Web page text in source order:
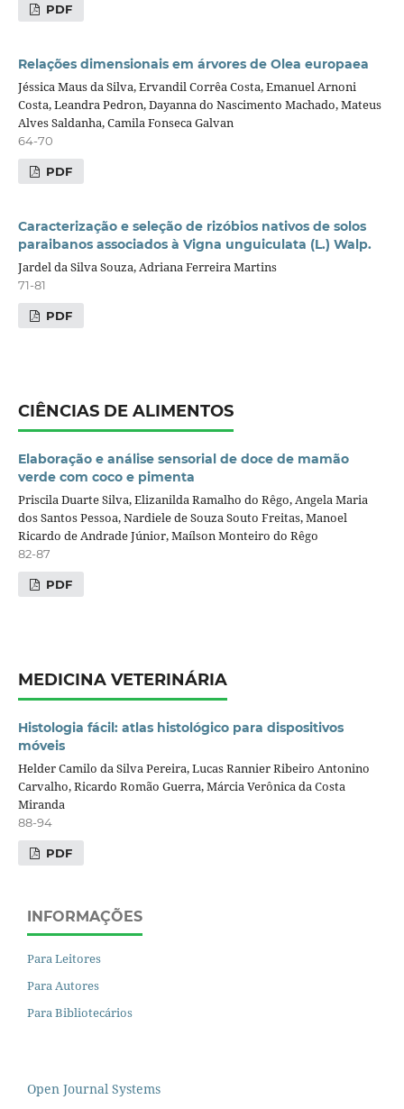
PDF
Relações dimensionais em árvores de Olea europaea
Jéssica Maus da Silva, Ervandil Corrêa Costa, Emanuel Arnoni
Costa, Leandra Pedron, Dayanna do Nascimento Machado, Mateus
Alves Saldanha, Camila Fonseca Galvan
64-70
PDF
Caracterização e seleção de rizóbios nativos de solos
paraibanos associados à Vigna unguiculata (L.) Walp.
Jardel da Silva Souza, Adriana Ferreira Martins
71-81
PDF
CIÊNCIAS DE ALIMENTOS
Elaboração e análise sensorial de doce de mamão
verde com coco e pimenta
Priscila Duarte Silva, Elizanilda Ramalho do Rêgo, Angela Maria
dos Santos Pessoa, Nardiele de Souza Souto Freitas, Manoel
Ricardo de Andrade Júnior, Maílson Monteiro do Rêgo
82-87
PDF
MEDICINA VETERINÁRIA
Histologia fácil: atlas histológico para dispositivos
móveis
Helder Camilo da Silva Pereira, Lucas Rannier Ribeiro Antonino
Carvalho, Ricardo Romão Guerra, Márcia Verônica da Costa
Miranda
88-94
PDF
INFORMAÇÕES
Para Leitores
Para Autores
Para Bibliotecários
Open Journal Systems